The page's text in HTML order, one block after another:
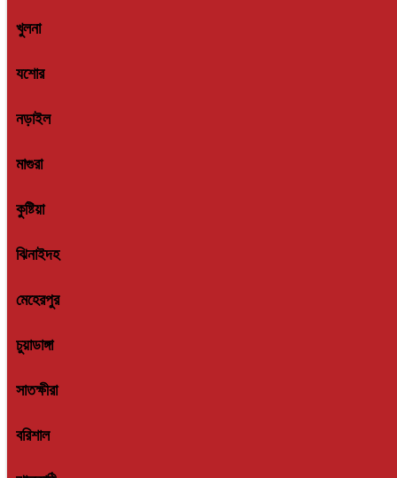
খুলনা
যশোর
নড়াইল
মাগুরা
কুষ্টিয়া
ঝিনাইদহ
মেহেরপুর
চুয়াডাঙ্গা
সাতক্ষীরা
বরিশাল